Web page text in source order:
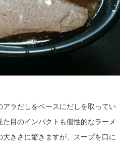
アラだしをベースにだしを取ってい
た目のインパクトも個性的なラーメ
きさに驚きますが、スープを口に